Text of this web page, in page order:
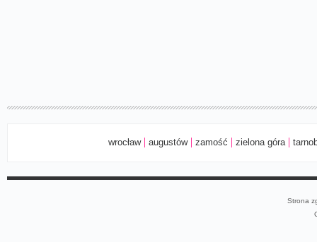
wrocław augustów zamość zielona góra
Strona